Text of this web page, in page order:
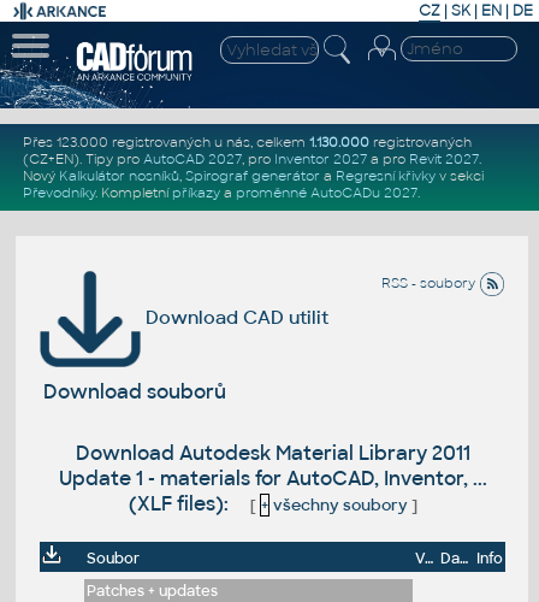
CZ | SK| EN | DE
Přes 123.000 registrovaných u nás, celkem 1.130.000registrovaných
(CZ+EN). Tipy pro AutoCAD 2027, pro Inventor 2027a pro Revit 2027.
Nový Kalkulátor nosníků, Spirograf generátor a Regresní křivkyv sekci
Převodníky. Kompletní příkazya proměnné AutoCADu 2027.
RSS - soubory
Download CAD utilit
Download souborů
Download Autodesk Material Library 2011
Update 1 - materials for AutoCAD, Inventor, ...
(XLF files):
[ + všechny soubory]
Soubor Velikost Datum Info
Patches + updates